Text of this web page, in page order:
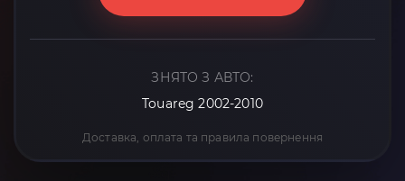
ЗНЯТО З АВТО:
Touareg 2002-2010
Доставка, оплата та правила повернення